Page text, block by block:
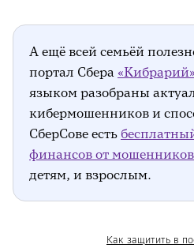
А ещё всей семьёй
портал Сбера «Кибрарий»
языком разобраны
кибермошенников и
СберСове есть
финансов от мошенников
детям, и взрослым.
Как защитить в